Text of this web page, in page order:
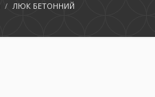
/ ЛЮК БЕТОННИЙ